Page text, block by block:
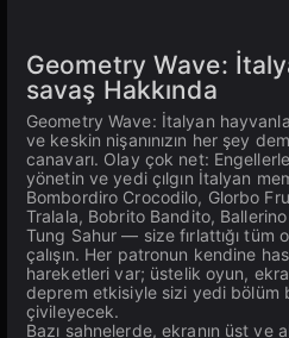
Geometry Wave:
savaş Hakkında
Geometry Wave: İtalyan
ve keskin nişanınızın her şey
canavarı. Olay çok net:
yönetin ve yedi çılgın İtalyan
Bombordiro Crocodilo, Glorbo
Tralala, Bobrito Bandito,
Tung Sahur — size fırlattığı tüm
çalışın. Her patronun kendine
hareketleri var; üstelik oyun,
deprem etkisiyle sizi yedi bölüm
çivileyecek.
Bazı sahnelerde, ekranın üst ve